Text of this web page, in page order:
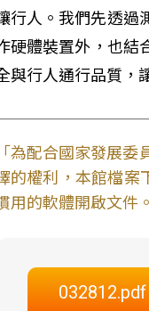
行人。我們先透過
硬體裝置外，也結
與行人通行品質，
「為配合國家發展
的權利，本館檔案
用的軟體開啟文件。
032812.pdf